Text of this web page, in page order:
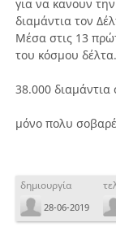
για να κανουν
διαμάντια τον
Μέσα στις 13
του κόσμου δέλτα.
38.000
μόνο πολυ
δημιουργία
28-06-2019